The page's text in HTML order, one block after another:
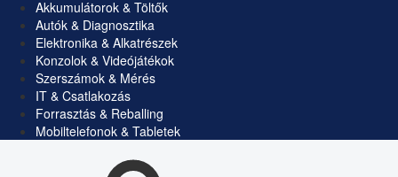
Akkumulátorok & Töltők
Autók & Diagnosztika
Elektronika & Alkatrészek
Konzolok & Videójátékok
Szerszámok & Mérés
IT & Csatlakozás
Forrasztás & Reballing
Mobiltelefonok & Tabletek